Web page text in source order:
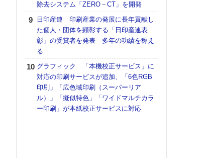
除去システム「ZERO－CT」を開発
日印産連 印刷産業の発展に長年貢献し
た個人・団体を顕彰する「日印産連表
彰」の受賞者を発表 多年の功績を称え
る
グラフィック 「本機校正サービス」に
対応の印刷サービスが追加、「6色RGB
印刷」「広色域印刷（スーパーリア
ル）」「擬似特色」「ワイドマルチカラ
ー印刷」が本紙校正サービスに対応